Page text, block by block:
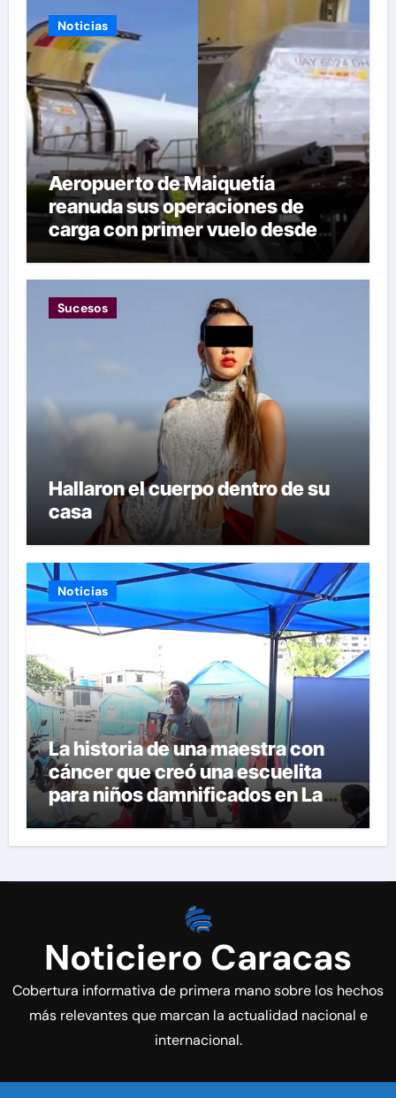
Noticias
Aeropuerto de Maiquetía
reanuda sus operaciones de
carga con primer vuelo desde
Panamá
Sucesos
Hallaron el cuerpo dentro de su
casa
Noticias
La historia de una maestra con
cáncer que creó una escuelita
para niños damnificados en La
Guaira
Noticiero Caracas
Cobertura informativa de primera mano sobre los hechos
más relevantes que marcan la actualidad nacional e
internacional.